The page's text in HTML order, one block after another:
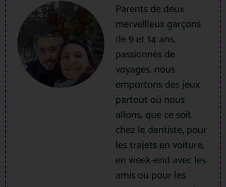
Parents de deux
merveilleux garçons
de 9 et 14 ans,
passionnés de
voyages, nous
emportons des jeux
partout où nous
allons, que ce soit
chez le dentiste, pour
les trajets en voiture,
en week-end avec les
amis ou pour les